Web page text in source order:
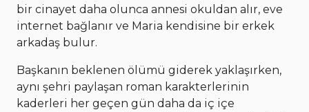
bir cinayet daha olunca annesi okuldan alır, eve
internet bağlanır ve Maria kendisine bir erkek
arkadaş bulur.
Başkanın beklenen ölümü giderek yaklaşırken,
aynı şehri paylaşan roman karakterlerinin
kaderleri her geçen gün daha da iç içe